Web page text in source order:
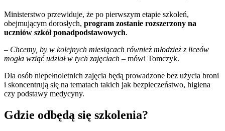
Ministerstwo przewiduje, że po pierwszym etapie szkoleń,
obejmującym dorosłych, program zostanie rozszerzony na
uczniów szkół ponadpodstawowych.
– Chcemy, by w kolejnych miesiącach również młodzież z liceów
mogła wziąć udział w tych zajęciach – mówi Tomczyk.
Dla osób niepełnoletnich zajęcia będą prowadzone bez użycia broni
i skoncentrują się na tematach takich jak bezpieczeństwo, higiena
czy podstawy medycyny.
Gdzie odbędą się szkolenia?